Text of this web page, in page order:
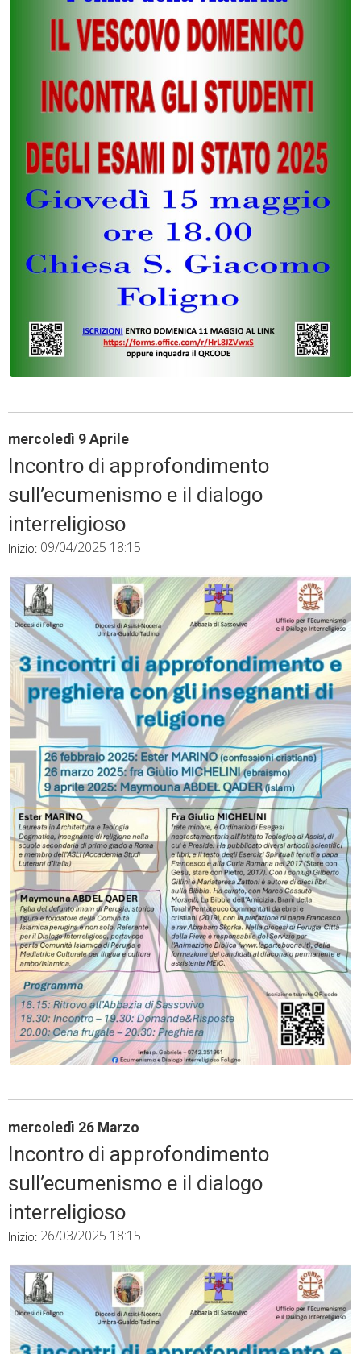
mercoledì 9 Aprile
Incontro di approfondimento
sull’ecumenismo e il dialogo
interreligioso
Inizio: 09/04/2025 18:15
mercoledì 26 Marzo
Incontro di approfondimento
sull’ecumenismo e il dialogo
interreligioso
Inizio: 26/03/2025 18:15